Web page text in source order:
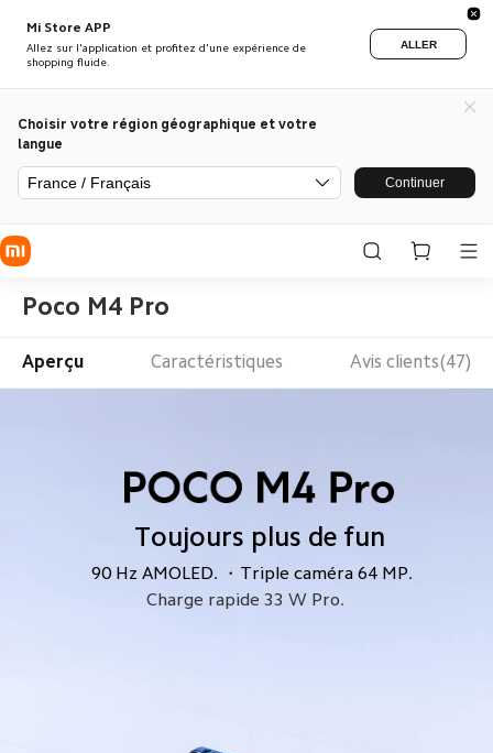
Mi Store APP
Allez sur l'application et profitez d'une expérience de
shopping fluide.
ALLER
Choisir votre région géographique et votre
langue
France / Français Continuer
Poco M4 Pro
Aperçu Caractéristiques Avis clients(47)
Toujours plus de fun
90 Hz AMOLED. ・ Triple caméra 64 MP.
Charge rapide 33 W Pro.